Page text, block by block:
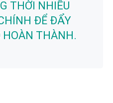
THỜI NHIỀU
ĐỂ ĐẨY
THÀNH.